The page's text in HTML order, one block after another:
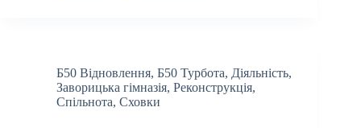
Б50 Відновлення, Б50 Турбота, Діяльність,
Заворицька гімназія, Реконструкція,
Спільнота, Сховки